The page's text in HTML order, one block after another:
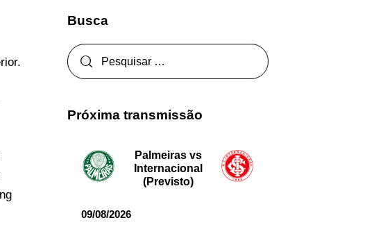
Busca
Próxima transmissão
Palmeiras vs
Internacional
(Previsto)
09/08/2026